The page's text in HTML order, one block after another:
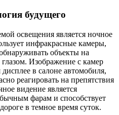
будущего
освещения является ночное
инфракрасные камеры,
объекты на
Изображение с камер
в салоне автомобиля,
реагировать на препятствия
видение является
фарам и способствует
в темное время суток.